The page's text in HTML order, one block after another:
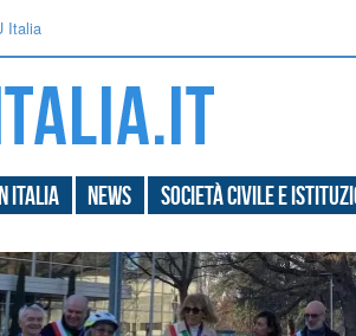
Italia
in Italia News Società civile e